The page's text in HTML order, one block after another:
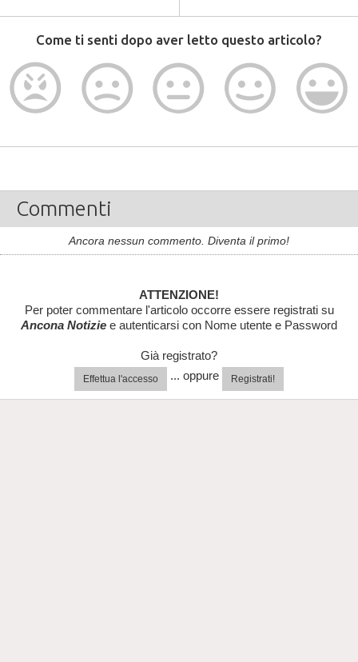
Come ti senti dopo aver letto questo articolo?
Commenti
Ancora nessun commento. Diventa il primo!
ATTENZIONE!
Per poter commentare l'articolo occorre essere registrati su
Ancona Notizie e autenticarsi con Nome utente e Password
Già registrato?
Effettua l'accesso ... oppure Registrati!